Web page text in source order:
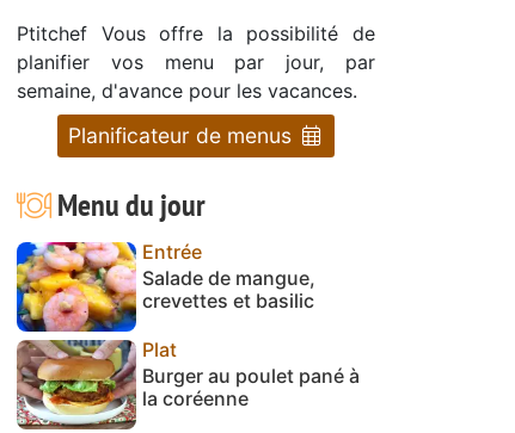
Ptitchef Vous offre la possibilité de
planifier vos menu par jour, par
semaine, d'avance pour les vacances.
Planificateur de menus
Menu du jour
Entrée
Salade de mangue,
crevettes et basilic
Plat
Burger au poulet pané à
la coréenne